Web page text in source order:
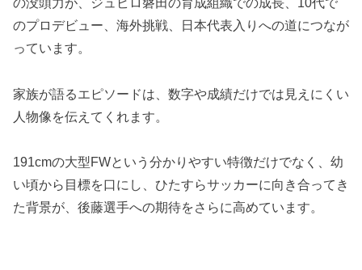
のプロデビュー、海外挑戦、日本代表入りへの道につなが
っています。
家族が語るエピソードは、数字や成績だけでは見えにくい
人物像を伝えてくれます。
191cmの大型FWという分かりやすい特徴だけでなく、幼
い頃から目標を口にし、ひたすらサッカーに向き合ってき
た背景が、後藤選手への期待をさらに高めています。